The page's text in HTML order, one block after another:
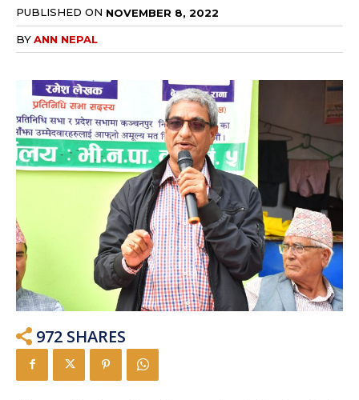
PUBLISHED ON NOVEMBER 8, 2022
BYANN NEPAL
972 SHARES